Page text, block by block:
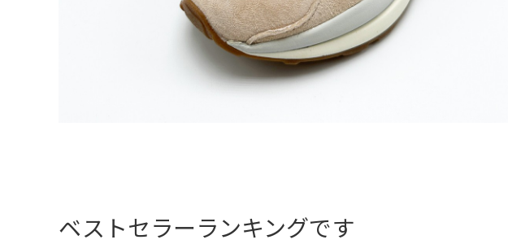
ベストセラーランキングです